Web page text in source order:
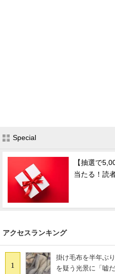
Special
【抽選で
当たる！読
アクセスランキング
1
掛け毛布を半年
を疑う光景に「嘘